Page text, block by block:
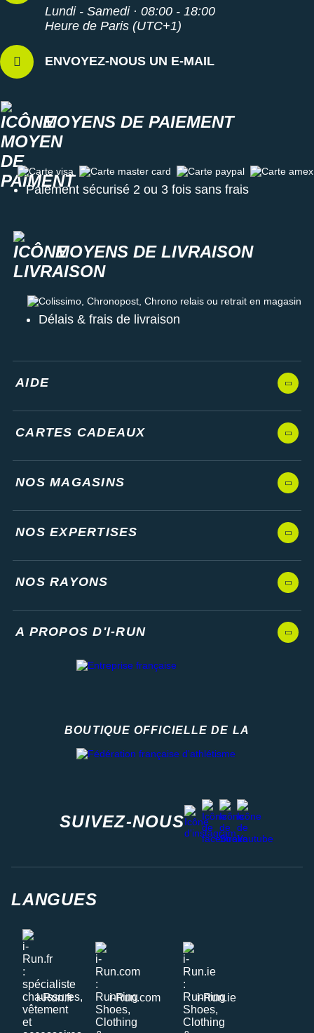
Lundi - Samedi · 08:00 - 18:00
Heure de Paris (UTC+1)
ENVOYEZ-NOUS UN E-MAIL
MOYENS DE PAIEMENT
Carte visa Carte master card Carte paypal Carte amex
Paiement sécurisé 2 ou 3 fois sans frais
MOYENS DE LIVRAISON
Colissimo, Chronopost, Chrono relais ou retrait en magasin
Délais & frais de livraison
AIDE
CARTES CADEAUX
NOS MAGASINS
NOS EXPERTISES
NOS RAYONS
A PROPOS D'I-RUN
BOUTIQUE OFFICIELLE DE LA
SUIVEZ-NOUS
instagram
facebook
stravayoutube
LANGUES
i-Run.fr i-Run.com i-Run.ie